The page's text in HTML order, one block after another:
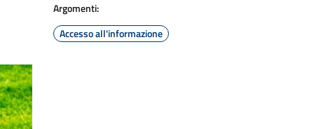
Argomenti:
Accesso all'informazione